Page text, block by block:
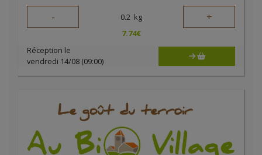
- 0.2 kg +
7.74€
Réception le
vendredi 14/08 (09:00)